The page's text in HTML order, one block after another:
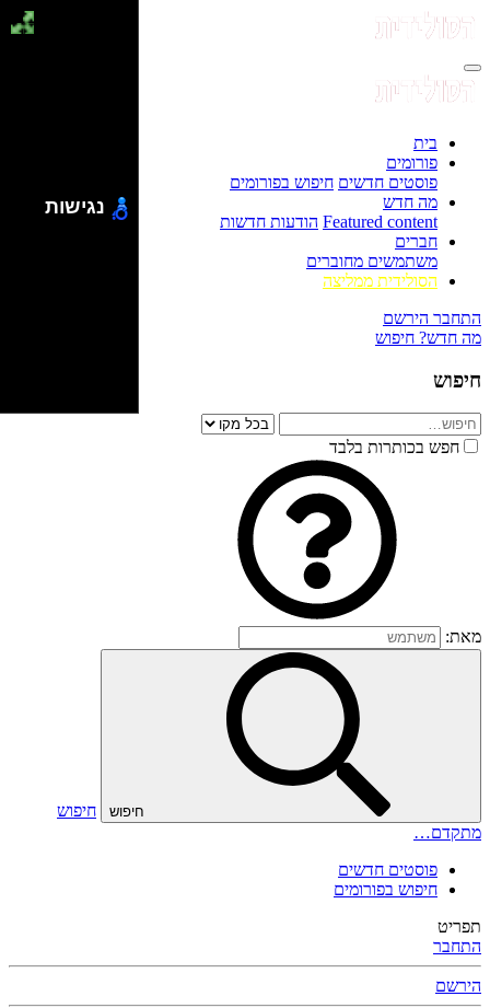
בית
פורומים
פוסטים חדשים חיפוש בפורומים
מה חדש
Featured content הודעות חדשות
חברים
משתמשים מחוברים
הסולידית ממליצה
התחבר הירשם
מה חדש? חיפוש
חיפוש
חפש בכותרות בלבד
מאת:
חיפוש
חיפוש
מתקדם…
פוסטים חדשים
חיפוש בפורומים
תפריט
התחבר
הירשם
נגישות